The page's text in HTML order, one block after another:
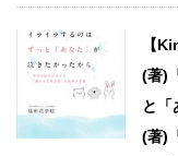
【
(著)
と「
(著)